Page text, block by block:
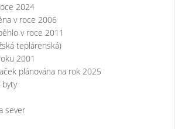
2024
v roce 2006
v roce 2011
teplárenská)
2001
plánována na rok 2025
byty
sever